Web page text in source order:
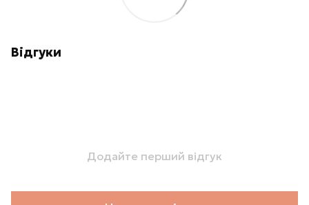
Відгуки
Додайте перший відгук